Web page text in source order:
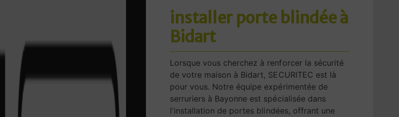
installer porte blindée à
Bidart
Lorsque vous cherchez à renforcer la sécurité
de votre maison à Bidart, SECURITEC est là
pour vous. Notre équipe expérimentée de
serruriers à Bayonne est spécialisée dans
l'installation de portes blindées, offrant une